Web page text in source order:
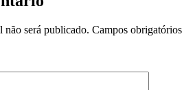
não será publicado. Campos obrigatórios